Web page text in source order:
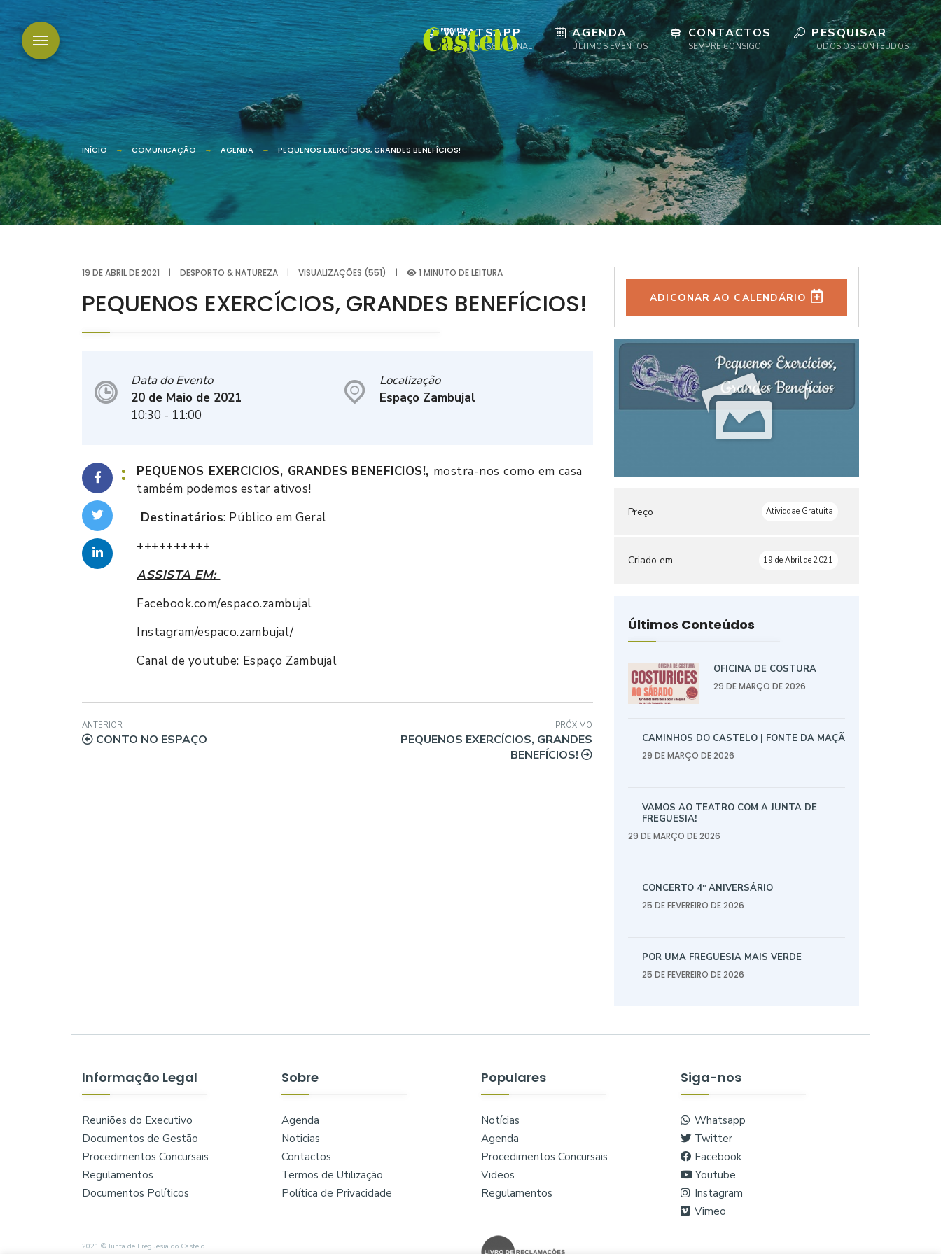
WHATSAPP
SIGA O NOSSO CANAL
AGENDA
ÚLTIMOS EVENTOS
CONTACTOS
SEMPRE CONSIGO
PESQUISAR
TODOS OS CONTEÚDOS
INÍCIO COMUNICAÇÃO AGENDA PEQUENOS EXERCÍCIOS, GRANDES BENEFÍCIOS!
19 DE ABRIL DE 2021 | DESPORTO & NATUREZA | VISUALIZAÇÕES (551) | 1 MINUTO DE LEITURA
PEQUENOS EXERCÍCIOS, GRANDES BENEFÍCIOS!
Data do Evento
20 de Maio de 2021
10:30 - 11:00
Localização
Espaço Zambujal
PEQUENOS EXERCICIOS, GRANDES BENEFICIOS!, mostra-nos como em casa
também podemos estar ativos!
Destinatários: Público em Geral
++++++++++
ASSISTA EM:
Facebook.com/espaco.zambujal
Instagram/espaco.zambujal/
Canal de youtube: Espaço Zambujal
ANTERIOR
CONTO NO ESPAÇO
PRÓXIMO
PEQUENOS EXERCÍCIOS, GRANDES
BENEFÍCIOS!
ADICONAR AO CALENDÁRIO
Preço Atividdae Gratuita
Criado em 19 de Abril de 2021
Últimos Conteúdos
OFICINA DE COSTURA
29 DE MARÇO DE 2026
CAMINHOS DO CASTELO | FONTE DA MAÇÃ
29 DE MARÇO DE 2026
VAMOS AO TEATRO COM A JUNTA DE
FREGUESIA!
29 DE MARÇO DE 2026
CONCERTO 4º ANIVERSÁRIO
25 DE FEVEREIRO DE 2026
POR UMA FREGUESIA MAIS VERDE
25 DE FEVEREIRO DE 2026
Informação Legal
Reuniões do Executivo
Documentos de Gestão
Procedimentos Concursais
Regulamentos
Documentos Políticos
Sobre
Agenda
Noticias
Contactos
Termos de Utilização
Política de Privacidade
Populares
Notícias
Agenda
Procedimentos Concursais
Videos
Regulamentos
Siga-nos
Whatsapp
Twitter
Facebook
Youtube
Instagram
Vimeo
2021 © Junta de Freguesia do Castelo.